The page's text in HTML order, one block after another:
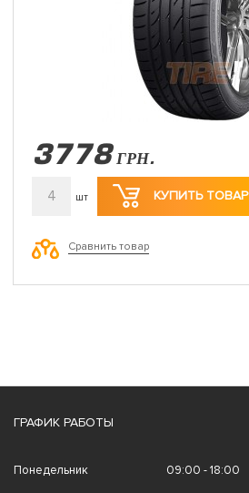
3778 ГРН.
4 шт КУПИТЬ ТОВАР
Сравнить товар
ГРАФИК РАБОТЫ
Понедельник 09:00 - 18:00